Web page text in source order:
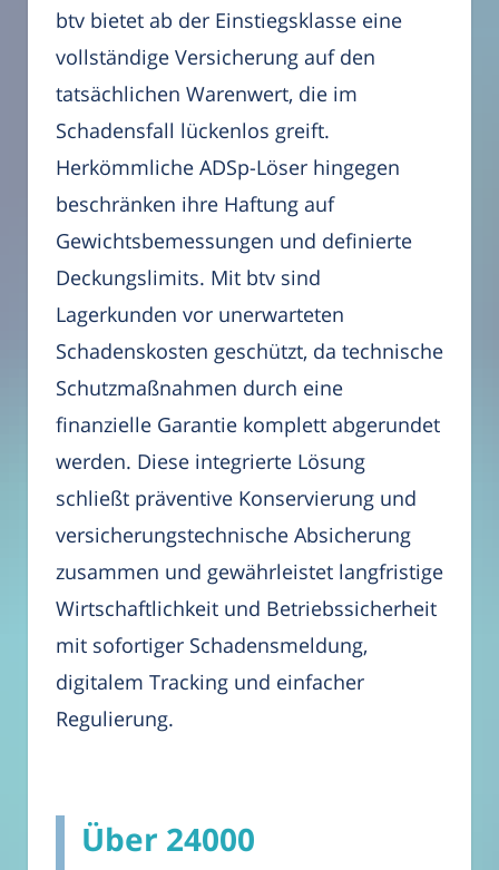
btv bietet ab der Einstiegsklasse eine
vollständige Versicherung auf den
tatsächlichen Warenwert, die im
Schadensfall lückenlos greift.
Herkömmliche ADSp-Löser hingegen
beschränken ihre Haftung auf
Gewichtsbemessungen und definierte
Deckungslimits. Mit btv sind
Lagerkunden vor unerwarteten
Schadenskosten geschützt, da technische
Schutzmaßnahmen durch eine
finanzielle Garantie komplett abgerundet
werden. Diese integrierte Lösung
schließt präventive Konservierung und
versicherungstechnische Absicherung
zusammen und gewährleistet langfristige
Wirtschaftlichkeit und Betriebssicherheit
mit sofortiger Schadensmeldung,
digitalem Tracking und einfacher
Regulierung.
Über 24000